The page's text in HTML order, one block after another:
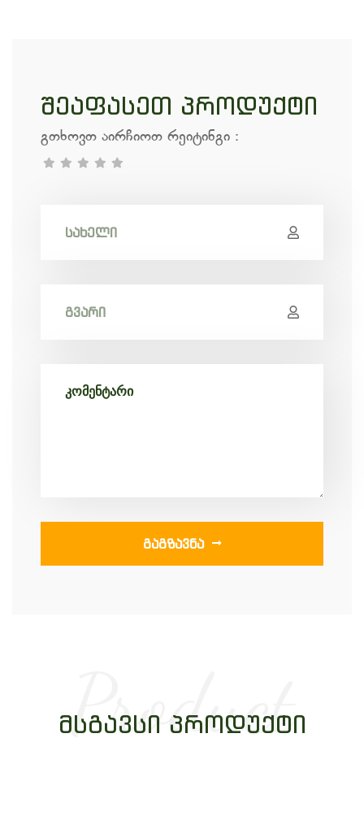
შეაფასეთ პროდუქტი
გთხოვთ აირჩიოთ რეიტინგი :
ᲒᲐᲒᲖᲐᲕᲜᲐ
Product
ᲛᲡᲒᲐᲕᲡᲘ ᲞᲠᲝᲓᲣᲥᲢᲘ